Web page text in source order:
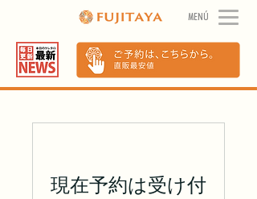
MENÚ
現在予約は受け付